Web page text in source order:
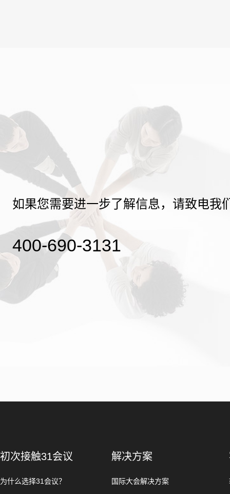
如果您需要进一步了解信息，请致电我
400-690-3131
初次接触31会议
为什么选择31会议？
解决方案
国际大会解决方案